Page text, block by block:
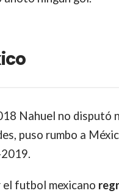
Nahuel no disputó
puso rumbo a
el futbol mexicano